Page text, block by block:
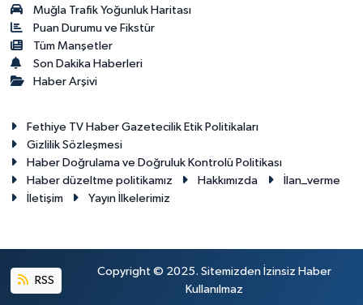
Muğla Trafik Yoğunluk Haritası
Puan Durumu ve Fikstür
Tüm Manşetler
Son Dakika Haberleri
Haber Arşivi
Fethiye TV Haber Gazetecilik Etik Politikaları
Gizlilik Sözleşmesi
Haber Doğrulama ve Doğruluk Kontrolü Politikası
Haber düzeltme politikamız
Hakkımızda
İlan_verme
İletişim
Yayın İlkelerimiz
RSS
Copyright © 2025. Sitemizden İzinsiz Haber
Kullanılmaz